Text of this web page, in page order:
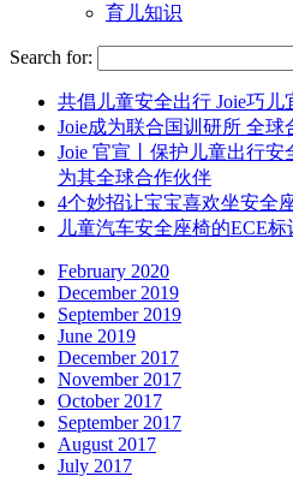
育儿知识
Search for:
共倡儿童安全出行 Joie巧
Joie成为联合国训研所 全球
Joie 官宣丨保护儿童出行
为其全球合作伙伴
4个妙招让宝宝喜欢坐安全
儿童汽车安全座椅的ECE标
February 2020
December 2019
September 2019
June 2019
December 2017
November 2017
October 2017
September 2017
August 2017
July 2017